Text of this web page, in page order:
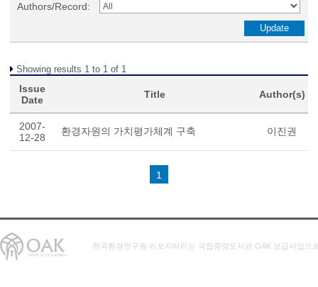
Authors/Record:
Showing results 1 to 1 of 1
Issue
Date
Title Author(s)
2007-
12-28
환경자원의 가치평가체계 구축 이진권
1
한국환경연구원 리포지터리는 국립중앙도서관 OAK 보급사업